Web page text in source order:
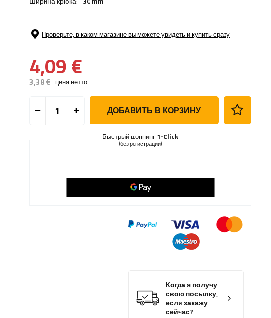
Проверьте, в каком магазине вы можете увидеть и купить сразу
4,09 €
3,38 € цена нетто
ДОБАВИТЬ В КОРЗИНУ
Быстрый шоппинг 1-Click
(без регистрации)
Когда я получу
свою посылку,
если закажу
сейчас?